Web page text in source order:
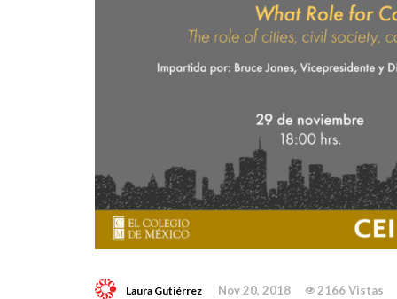
Laura Gutiérrez Nov 20, 2018 2166 Vistas